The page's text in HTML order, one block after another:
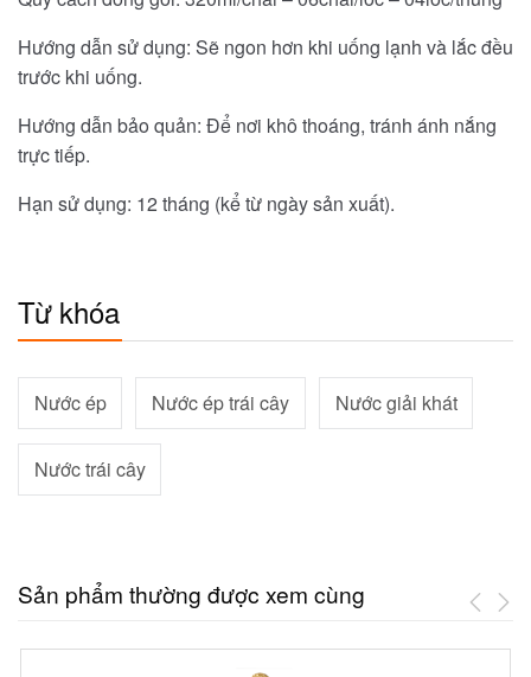
Hướng dẫn sử dụng: Sẽ ngon hơn khi uống lạnh và lắc đều
trước khi uống.
Hướng dẫn bảo quản: Để nơi khô thoáng, tránh ánh nắng
trực tiếp.
Hạn sử dụng: 12 tháng (kể từ ngày sản xuất).
Từ khóa
Nước ép Nước ép trái cây Nước giải khát
Nước trái cây
Sản phẩm thường được xem cùng